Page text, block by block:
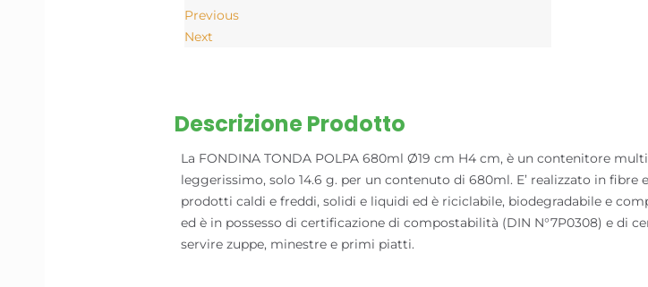
Previous
Next
Descrizione Prodotto
La FONDINA TONDA POLPA 680ml Ø19 cm H4 cm, è un contenitore
leggerissimo, solo 14.6 g. per un contenuto di 680ml. E’ realizzato in fibre
prodotti caldi e freddi, solidi e liquidi ed è riciclabile, biodegradabile e
ed è in possesso di certificazione di compostabilità (DIN N°7P0308) e di
servire zuppe, minestre e primi piatti.